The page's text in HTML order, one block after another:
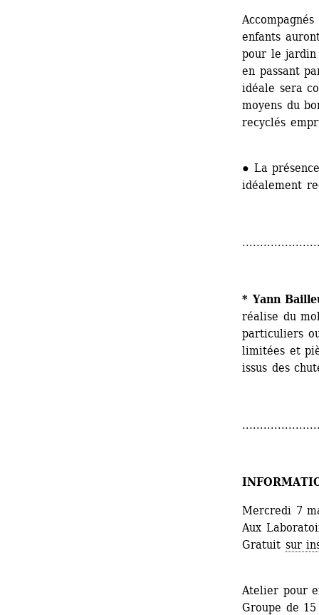
enfants
pour le jardin
en passant
idéale sera
moyens du
recyclés
● La
idéalement
* Yann
réalise du
particuliers
limitées et
issus des
Mercredi 7
Aux
Gratuit sur
Atelier pour
Groupe de